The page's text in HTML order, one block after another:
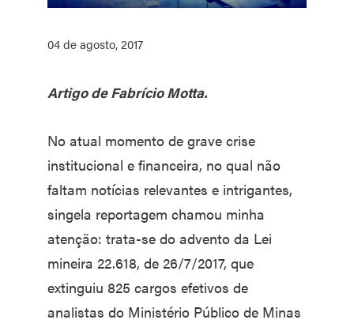
04 de agosto, 2017
Artigo de Fabrício Motta.
No atual momento de grave crise
institucional e financeira, no qual não
faltam notícias relevantes e intrigantes,
singela reportagem chamou minha
atenção: trata-se do advento da Lei
mineira 22.618, de 26/7/2017, que
extinguiu 825 cargos efetivos de
analistas do Ministério Público de Minas